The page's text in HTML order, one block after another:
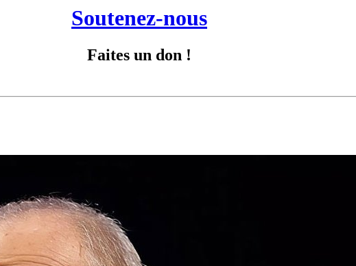
Soutenez-nous
Faites un don !